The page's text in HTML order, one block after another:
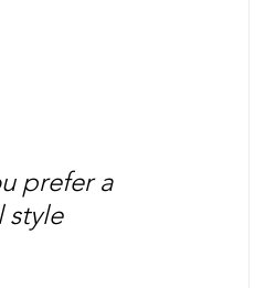
prefer a
style